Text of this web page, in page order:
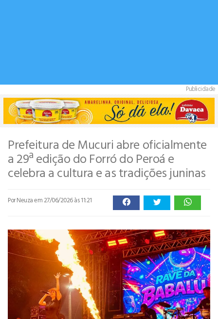
Publicidade
Prefeitura de Mucuri abre oficialmente
a 29ª edição do Forró do Peroá e
celebra a cultura e as tradições juninas
Por Neuzaem 27/06/2026 às 11:21